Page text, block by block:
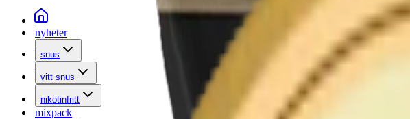
|nyheter
| snus
| vitt snus
| nikotinfritt
|mixpack